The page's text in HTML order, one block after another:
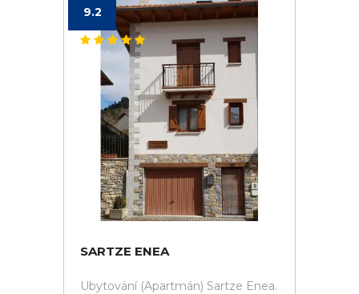
9.2
SARTZE ENEA
Ubytování (Apartmán) Sartze Enea.